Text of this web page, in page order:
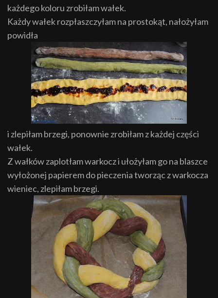
każdego koloru zrobiłam wałek.
Każdy wałek rozpłaszczyłam na prostokąt, nałożyłam
powidła
i zlepiłam brzegi, ponownie zrobiłam z każdej części
wałek.
Z wałków zaplotłam warkocz i ułożyłam go na blaszce
wyłożonej papierem do pieczenia tworząc z warkocza
wieniec, zlepiłam brzegi.